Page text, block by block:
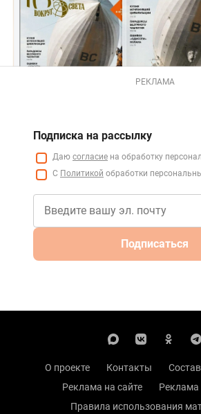
РЕКЛАМА
Подписка на рассылку
Даю согласие на обработку
С Политикой обработки
Подписаться
О проекте Контакты
Реклама на сайте
Реклама
Правила использования